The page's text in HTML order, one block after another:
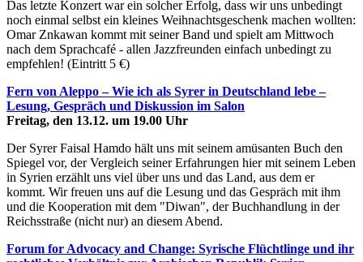
Das letzte Konzert war ein solcher Erfolg, dass wir uns unbedingt
noch einmal selbst ein kleines Weihnachtsgeschenk machen wollten:
Omar Znkawan kommt mit seiner Band und spielt am Mittwoch
nach dem Sprachcafé - allen Jazzfreunden einfach unbedingt zu
empfehlen! (Eintritt 5 €)
Fern von Aleppo – Wie ich als Syrer in Deutschland lebe –
Lesung, Gespräch und Diskussion im Salon
Freitag, den 13.12. um 19.00 Uhr
Der Syrer Faisal Hamdo hält uns mit seinem amüsanten Buch den
Spiegel vor, der Vergleich seiner Erfahrungen hier mit seinem Leben
in Syrien erzählt uns viel über uns und das Land, aus dem er
kommt. Wir freuen uns auf die Lesung und das Gespräch mit ihm
und die Kooperation mit dem "Diwan", der Buchhandlung in der
Reichsstraße (nicht nur) an diesem Abend.
Forum for Advocacy and Change: Syrische Flüchtlinge und ihr